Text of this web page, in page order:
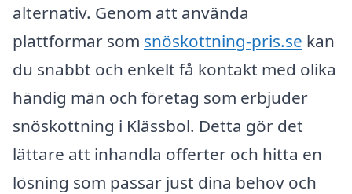
alternativ. Genom att använda
plattformar som snöskottning-pris.se kan
du snabbt och enkelt få kontakt med olika
händig män och företag som erbjuder
snöskottning i Klässbol. Detta gör det
lättare att inhandla offerter och hitta en
lösning som passar just dina behov och